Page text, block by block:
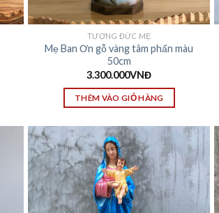
TƯỢNG ĐỨC MẸ
Mẹ Ban Ơn gỗ vàng tâm phấn màu
50cm
3.300.000VNĐ
THÊM VÀO GIỎ HÀNG